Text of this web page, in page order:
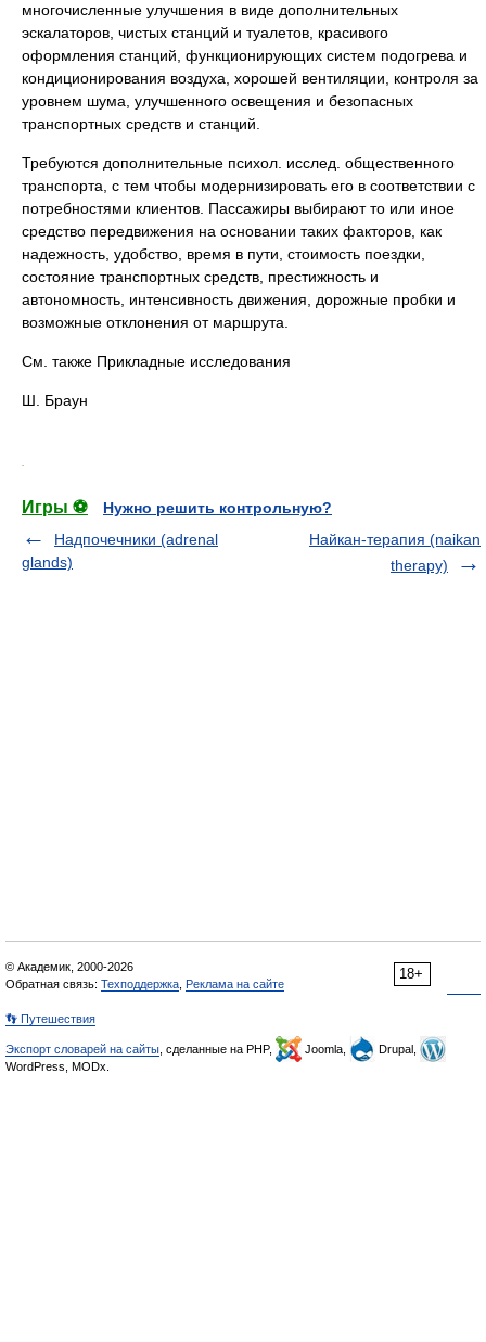
многочисленные улучшения в виде дополнительных
эскалаторов, чистых станций и туалетов, красивого
оформления станций, функционирующих систем подогрева и
кондиционирования воздуха, хорошей вентиляции, контроля за
уровнем шума, улучшенного освещения и безопасных
транспортных средств и станций.
Требуются дополнительные психол. исслед. общественного
транспорта, с тем чтобы модернизировать его в соответствии с
потребностями клиентов. Пассажиры выбирают то или иное
средство передвижения на основании таких факторов, как
надежность, удобство, время в пути, стоимость поездки,
состояние транспортных средств, престижность и
автономность, интенсивность движения, дорожные пробки и
возможные отклонения от маршрута.
См. также Прикладные исследования
Ш. Браун
Игры ⚽
Нужно решить контрольную?
Надпочечники (adrenal
glands)
Найкан-терапия (naikan
therapy)
18+
© Академик, 2000-2026
Обратная связь: Техподдержка Реклама на сайте
👣 Путешествия
Экспорт словарей на сайты , сделанные на PHP, Joomla,
Drupal,
WordPress, MODx.